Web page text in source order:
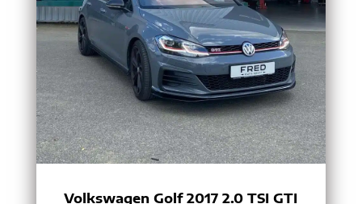
Volkswagen Golf 2017 2.0 TSI GTI